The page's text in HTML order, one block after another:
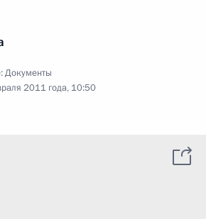
Документы
2011 года, 10:50